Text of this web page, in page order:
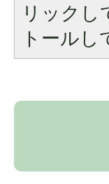
リックし
トールし